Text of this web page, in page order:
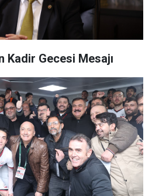
Kadir Gecesi Mesajı